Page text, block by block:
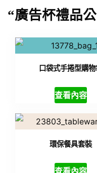
“廣告杯禮品
口袋式手捲型購物
查看內容
環保餐具套裝